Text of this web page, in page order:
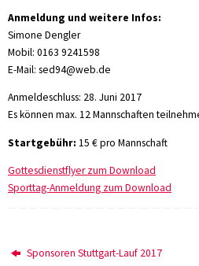
Anmeldung und weitere Infos:
Simone Dengler
Mobil: 0163 9241598
E-Mail: sed94@web.de
Anmeldeschluss: 28. Juni 2017
Es können max. 12 Mannschaften
Startgebühr: 15 € pro Mannschaft
Gottesdienstflyer zum Download
Sporttag-Anmeldung zum Download
Sponsoren Stuttgart-Lauf 2017